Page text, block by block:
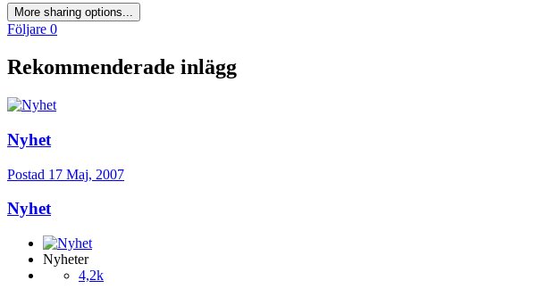
More sharing options...
Följare 0
Rekommenderade inlägg
Nyhet
Postad 17 Maj, 2007
Nyhet
Nyheter
4,2k